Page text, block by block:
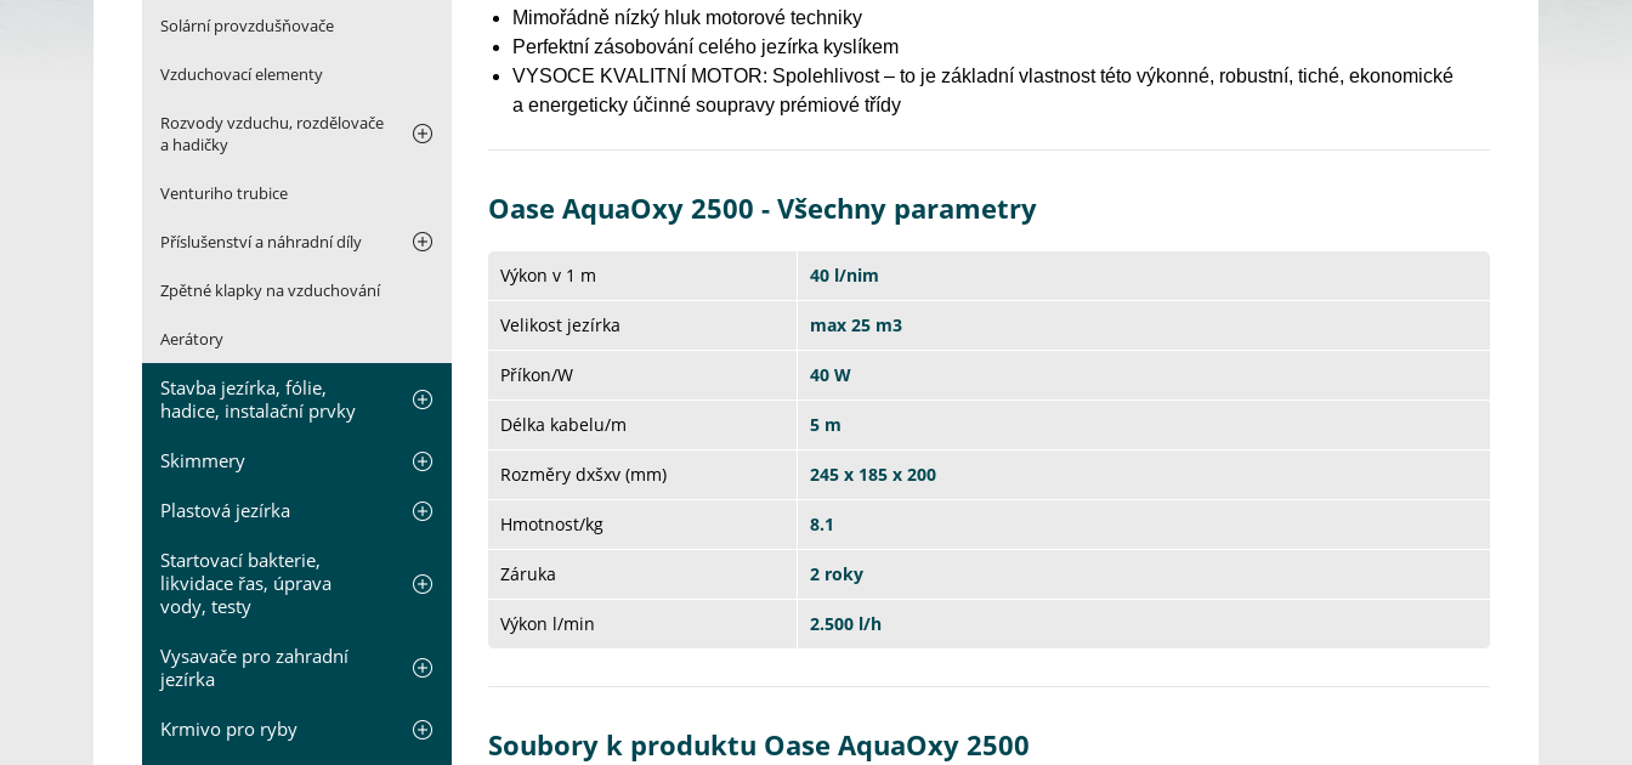
Solární provzdušňovače
Vzduchovací elementy
Rozvody vzduchu, rozdělovače
a hadičky
Venturiho trubice
Příslušenství a náhradní díly
Zpětné klapky na vzduchování
Aerátory
Stavba jezírka, fólie,
hadice, instalační prvky
Skimmery
Plastová jezírka
Startovací bakterie,
likvidace řas, úprava
vody, testy
Vysavače pro zahradní
jezírka
Krmivo pro ryby
Mimořádně nízký hluk motorové techniky
Perfektní zásobování celého jezírka kyslíkem
VYSOCE KVALITNÍ MOTOR: Spolehlivost – to je základní vlastnost této výkonné, robustní, tiché, ekonomické
a energeticky účinné soupravy prémiové třídy
Oase AquaOxy 2500 - Všechny parametry
Výkon v 1 m 40 l/nim
Velikost jezírka max 25 m3
Příkon/W 40 W
Délka kabelu/m 5 m
Rozměry dxšxv (mm) 245 x 185 x 200
Hmotnost/kg 8.1
Záruka 2 roky
Výkon l/min 2.500 l/h
Soubory k produktu Oase AquaOxy 2500